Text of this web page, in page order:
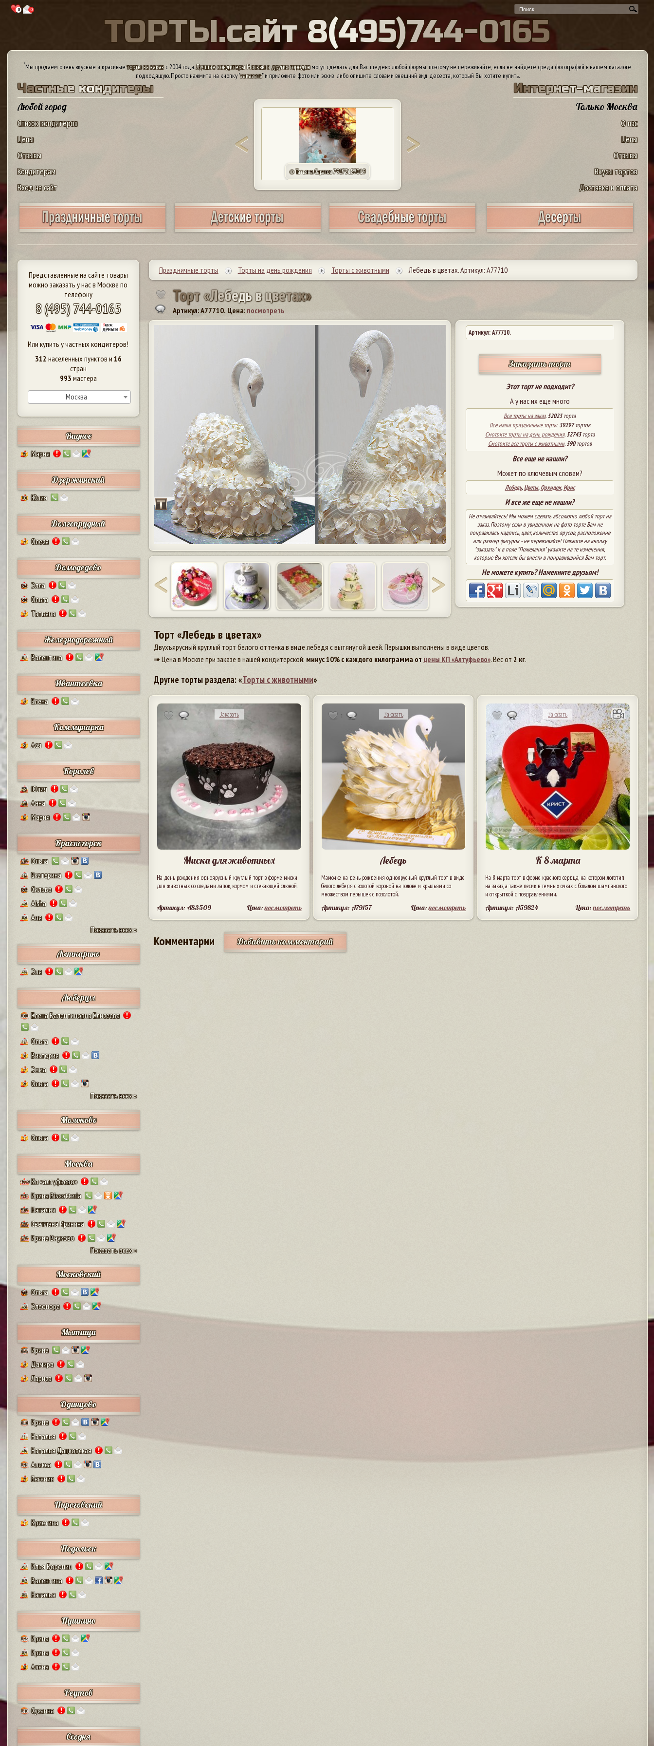
0 0
ТОРТЫ.сайт 8(495)744-0165
*Мы продаем очень вкусные и красивыеторты на заказс 2004 года.Лучшие кондитеры Москвы и других городовмогут сделать для Вас шедевр любой формы, поэтому не переживайте, если не найдете среди фотографий в нашем каталоге
подходящую. Просто нажмите на кнопку "заказать" и приложите фото или эскиз, либо опишите словами внешний вид десерта, который Вы хотите купить.
Частные кондитеры
Любой город
Список кондитеров
Цены
Отзывы
Кондитерам
Вход на сайт
Интернет-магазин
Только Москва
О нас
Цены
Отзывы
Вкусы тортов
Доставка и оплата
© Татьяна. Саратов 79173157019
Представленные на сайте товары
можно заказать у нас в Москве по
телефону
8 (495) 744-0165
Или купить у частных кондитеров!
312 населенных пунктов и 16
стран
993 мастера
Москва
Видное
5 Мария
Дзержинский
10 Юлия
Долгопрудный
2 Олеся
Домодедово
63 Элла
55 Ольга
7 Татьяна
Железнодорожный
17 Валентина
Ивантеевка
9 Елена
Коммунарка
8 Ася
Королев
38 Юлия
24 Анна
5 Мария
Красногорск
207 Ольга
43 Екатерина
64 Сильва
29 Aisha
19
Аня
Показать всех »
Лыткарино
23 Эля
Люберцы
101 Елена Валентиновна Елисеева
47 Ольга
8 Виктория
7 Эмма
9
Ольга
Показать всех »
Молоково
1 Ольга
Москва
4579 Кп «алтуфьево»
378 Ирина Biscotteria
307 Наталия
222 Светлана Иринина
297 Ирина Внуково
Показать всех »
Московский
74 Ольга
28 Элеонора
Мытищи
132 Ирина
9 Дамира
2 Лариса
Одинцово
111 Ирина
41 Наталья
25 Наталья Дацковская
128 Алекса
2 Евгения
Пироговский
1 Кристина
Подольск
37 Илья Воронин
14 Валентина
13 Наталья
Пушкино
125 Ирина
12 Ирина
4 Алёна
Реутов
110 Сусанна
Сходня
Праздничные торты Торты на день рождения Торты с животными Лебедь в цветах. Артикул: А77710
Торт«Лебедьвцветах»
Артикул: A77710. Цена: посмотреть
Артикул: A77710.
Заказать торт
Этот торт не подходит?
А у нас их еще много
Все торты на заказ.52023торта
Все наши праздничные торты.39297тортов
Смотрите торты на день рождения.32743торта
Смотрите все торты с животными.590тортов
Все еще не нашли?
Может по ключевым словам?
Лебедь,Цветы,Орхидеи,Ирис
И все же еще не нашли?
Не отчаивайтесь! Мы можем сделать абсолютно любой торт на
заказ. Поэтому если в увиденном на фото торте Вам не
понравилась надпись, цвет, количество ярусов, расположение
или размер фигурок - не переживайте! Нажмите на кнопку
"заказать" и в поле "Пожелания" укажите на те изменения,
которые Вы хотели бы внести в понравившийся Вам торт.
Не можете купить? Намекните друзьям!
Торт «Лебедь в цветах»
Двухъярусный круглый торт белого оттенка в виде лебедя с вытянутой шеей. Перышки выполнены в виде цветов.
➠ Цена в Москве при заказе в нашей кондитерской: минус 10% с каждого килограмма от цены КП «Алтуфьево». Вес от 2 кг.
Другие торты раздела: «Торты с животными»
Заказать
Миска для животных
На день рождения одноярусный круглый торт в форме миски
для животных со следами лапок, кормом и стекающей слюной.
Артикул: A83509 Цена:посмотреть
1 Заказать
Лебедь
Мамочке на день рождения одноярусный круглый торт в виде
белого лебедя с золотой короной на голове и крыльями со
множеством перышек с позолотой.
Артикул: A79157 Цена:посмотреть
Заказать
К 8 марта
На 8 марта торт в форме красного сердца, на котором логотип
на заказ, а также песик в темных очках, с бокалом шампанского
и открыткой с поздравлениями.
Артикул: A59824 Цена:посмотреть
Комментарии Добавить комментарий